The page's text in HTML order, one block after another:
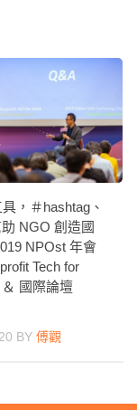
，＃hashtag、
NGO 創造國
NPOst 年會
Tech for
國際論壇
BY 傅觀